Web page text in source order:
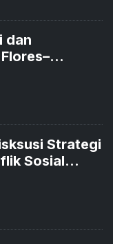
dan
Penolakan
Strategi
Sosial
Lahan